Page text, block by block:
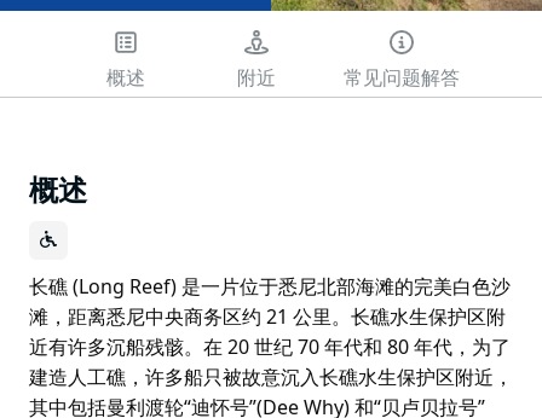
概述 附近 常见问题解答
概述
长礁 (Long Reef) 是一片位于悉尼北部海滩的完美白色沙
滩，距离悉尼中央商务区约 21 公里。长礁水生保护区附
近有许多沉船残骸。在 20 世纪 70 年代和 80 年代，为了
建造人工礁，许多船只被故意沉入长礁水生保护区附近，
其中包括曼利渡轮“迪怀号”(Dee Why) 和“贝卢贝拉号”